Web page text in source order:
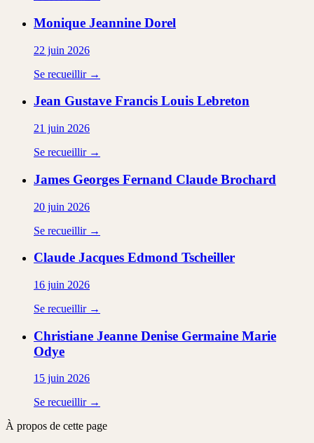
Monique Jeannine Dorel
22 juin 2026
Se recueillir →
Jean Gustave Francis Louis Lebreton
21 juin 2026
Se recueillir →
James Georges Fernand Claude Brochard
20 juin 2026
Se recueillir →
Claude Jacques Edmond Tscheiller
16 juin 2026
Se recueillir →
Christiane Jeanne Denise Germaine Marie
Odye
15 juin 2026
Se recueillir →
À propos de cette page